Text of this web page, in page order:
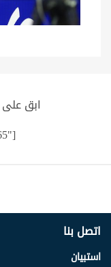
ابق
اتصل بنا
استبيان